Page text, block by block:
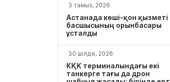
3 тамыз, 2026
Астанада көші-қон қызметі
басшысының орынбасары
ұсталды
30 шілде, 2026
КҚК терминалындағы екі
танкерге тағы да дрон